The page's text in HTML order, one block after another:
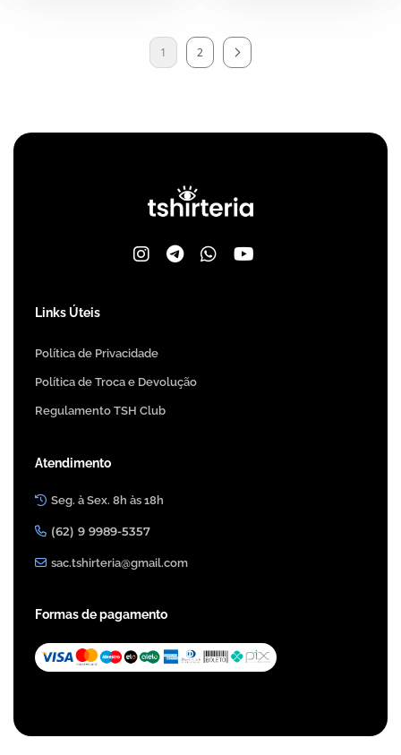
1 2
Links Úteis
Política de Privacidade
Política de Troca e Devolução
Regulamento TSH Club
Atendimento
Seg. à Sex. 8h às 18h
(62) 9 9989-5357
sac.tshirteria@gmail.com
Formas de pagamento